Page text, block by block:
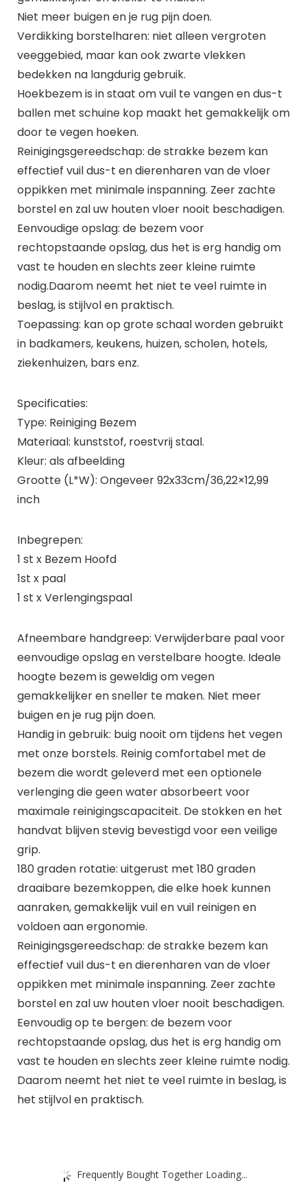
Niet meer buigen en je rug pijn doen.
Verdikking borstelharen: niet alleen vergroten
veeggebied, maar kan ook zwarte vlekken
bedekken na langdurig gebruik.
Hoekbezem is in staat om vuil te vangen en dus-t
ballen met schuine kop maakt het gemakkelijk om
door te vegen hoeken.
Reinigingsgereedschap: de strakke bezem kan
effectief vuil dus-t en dierenharen van de vloer
oppikken met minimale inspanning. Zeer zachte
borstel en zal uw houten vloer nooit beschadigen.
Eenvoudige opslag: de bezem voor
rechtopstaande opslag, dus het is erg handig om
vast te houden en slechts zeer kleine ruimte
nodig.Daarom neemt het niet te veel ruimte in
beslag, is stijlvol en praktisch.
Toepassing: kan op grote schaal worden gebruikt
in badkamers, keukens, huizen, scholen, hotels,
ziekenhuizen, bars enz.
Specificaties:
Type: Reiniging Bezem
Materiaal: kunststof, roestvrij staal.
Kleur: als afbeelding
Grootte (L*W): Ongeveer 92x33cm/36,22×12,99
inch
Inbegrepen:
1 st x Bezem Hoofd
1st x paal
1 st x Verlengingspaal
Afneembare handgreep: Verwijderbare paal voor
eenvoudige opslag en verstelbare hoogte. Ideale
hoogte bezem is geweldig om vegen
gemakkelijker en sneller te maken. Niet meer
buigen en je rug pijn doen.
Handig in gebruik: buig nooit om tijdens het vegen
met onze borstels. Reinig comfortabel met de
bezem die wordt geleverd met een optionele
verlenging die geen water absorbeert voor
maximale reinigingscapaciteit. De stokken en het
handvat blijven stevig bevestigd voor een veilige
grip.
180 graden rotatie: uitgerust met 180 graden
draaibare bezemkoppen, die elke hoek kunnen
aanraken, gemakkelijk vuil en vuil reinigen en
voldoen aan ergonomie.
Reinigingsgereedschap: de strakke bezem kan
effectief vuil dus-t en dierenharen van de vloer
oppikken met minimale inspanning. Zeer zachte
borstel en zal uw houten vloer nooit beschadigen.
Eenvoudig op te bergen: de bezem voor
rechtopstaande opslag, dus het is erg handig om
vast te houden en slechts zeer kleine ruimte nodig.
Daarom neemt het niet te veel ruimte in beslag, is
het stijlvol en praktisch.
Frequently Bought Together Loading...